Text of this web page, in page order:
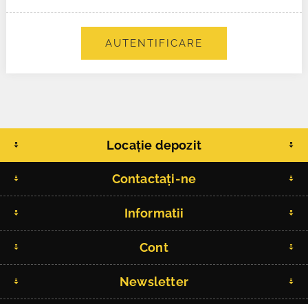
AUTENTIFICARE
Locație depozit
Contactați-ne
Informatii
Cont
Newsletter